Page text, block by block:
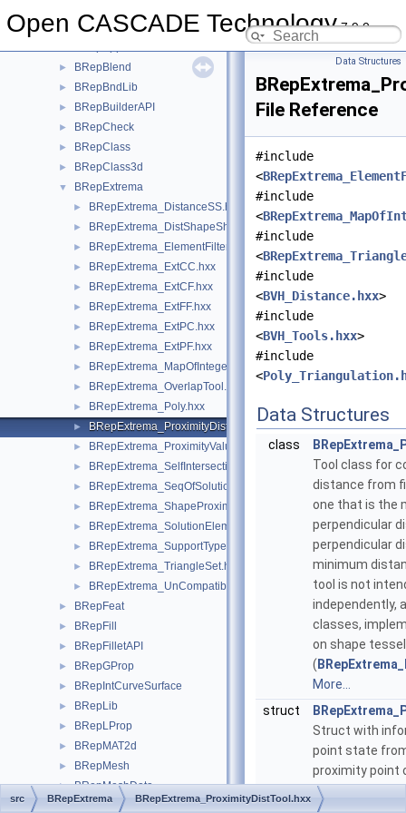
Open CASCADE Technology7.9.0
BRepAlgoAPI
► BRepBlend
► BRepBndLib
► BRepBuilderAPI
► BRepCheck
► BRepClass
► BRepClass3d
▼ BRepExtrema
► BRepExtrema_DistanceSS.hxx
► BRepExtrema_DistShapeShape.hxx
► BRepExtrema_ElementFilter.hxx
► BRepExtrema_ExtCC.hxx
► BRepExtrema_ExtCF.hxx
► BRepExtrema_ExtFF.hxx
► BRepExtrema_ExtPC.hxx
► BRepExtrema_ExtPF.hxx
► BRepExtrema_MapOfIntegerPackedMapOfInteger.hxx
► BRepExtrema_OverlapTool.hxx
► BRepExtrema_Poly.hxx
► BRepExtrema_ProximityDistTool.hxx
► BRepExtrema_ProximityValueTool.hxx
► BRepExtrema_SelfIntersection.hxx
► BRepExtrema_SeqOfSolution.hxx
► BRepExtrema_ShapeProximity.hxx
► BRepExtrema_SolutionElem.hxx
► BRepExtrema_SupportType.hxx
► BRepExtrema_TriangleSet.hxx
► BRepExtrema_UnCompatibleShape.hxx
► BRepFeat
► BRepFill
► BRepFilletAPI
► BRepGProp
► BRepIntCurveSurface
► BRepLib
► BRepLProp
► BRepMAT2d
► BRepMesh
► BRepMeshData
► BRepOffset
Data Structures
File Reference
#include
<
#include
<
#include
<
#include
<BVH_Distance.hxx>
#include
<BVH_Tools.hxx>
#include
<
Data Structures
class
Tool class for
distance from
one that is the
perpendicular
perpendicular
minimum
tool is not
independently,
classes,
on shape
(
More...
struct
Struct with
point state
proximity point
src BRepExtrema BRepExtrema_ProximityDistTool.hxx